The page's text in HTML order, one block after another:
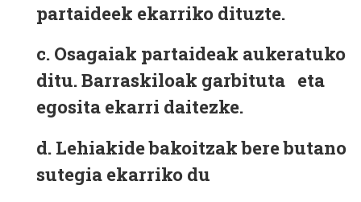
partaideek ekarriko dituzte.
c. Osagaiak partaideak aukeratuko
ditu. Barraskiloak garbituta eta
egosita ekarri daitezke.
d. Lehiakide bakoitzak bere butano
sutegia ekarriko du